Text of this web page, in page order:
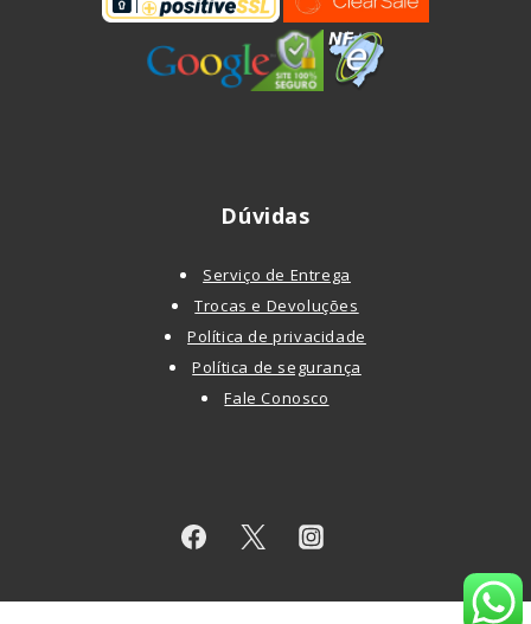
Dúvidas
Serviço de Entrega
Trocas e Devoluções
Política de privacidade
Política de segurança
Fale Conosco